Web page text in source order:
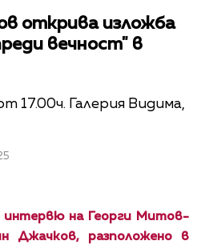
открива изложба
вечност" в
17.00ч. Галерия Видима,
на Георги Митов-
Джачков, разположено в